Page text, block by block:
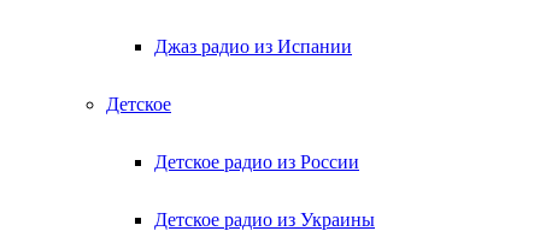
Джаз радио из Испании
Детское
Детское радио из России
Детское радио из Украины